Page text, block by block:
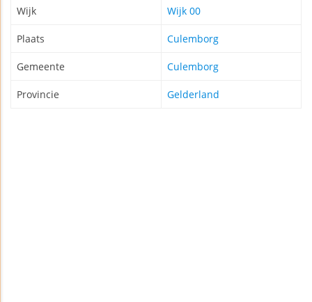
Wijk Wijk 00
Plaats Culemborg
Gemeente Culemborg
Provincie Gelderland